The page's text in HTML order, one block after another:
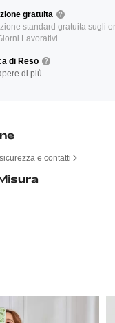
gratuita
standard gratuita sugli
Lavorativi
di Reso
di più
e contatti